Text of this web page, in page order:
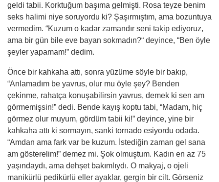
geldi tabii. Korktuğum başıma gelmişti. Rosa teyze benim
seks halimi niye soruyordu ki? Şaşırmıştım, ama bozuntuya
vermedim. “Kuzum o kadar zamandır seni takip ediyoruz,
ama bir gün bile eve bayan sokmadın?“ deyince, “Ben öyle
şeyler yapamam!” dedim.
Önce bir kahkaha attı, sonra yüzüme söyle bir bakıp,
“Anlamadım be yavrus, olur mu öyle şey? Benden
çekinme, rahatça konuşabilirsin yavrus, demek ki sen am
görmemişsin!” dedi. Bende kayış koptu tabi, “Madam, hiç
görmez olur muyum, gördüm tabii ki!” deyince, yine bir
kahkaha attı ki sormayın, sanki tornado esiyordu odada.
“Amdan ama fark var be kuzum. İstediğin zaman gel sana
am gösterelim!” demez mi. Şok olmuştum. Kadın en az 75
yaşındaydı, ama dehşet bakımlıydı. O makyaj, o ojeli
manikürlü pedikürlü eller ayaklar, gergin bir cilt. Görseniz